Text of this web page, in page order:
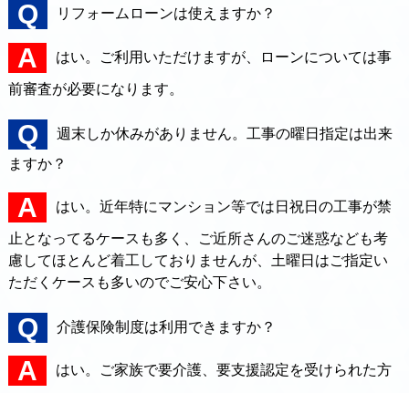
リフォームローンは使えますか？
はい。ご利用いただけますが、ローンについては事
前審査が必要になります。
週末しか休みがありません。工事の曜日指定は出来
ますか？
はい。近年特にマンション等では日祝日の工事が禁
止となってるケースも多く、ご近所さんのご迷惑なども考
慮してほとんど着工しておりませんが、土曜日はご指定い
ただくケースも多いのでご安心下さい。
介護保険制度は利用できますか？
はい。ご家族で要介護、要支援認定を受けられた方